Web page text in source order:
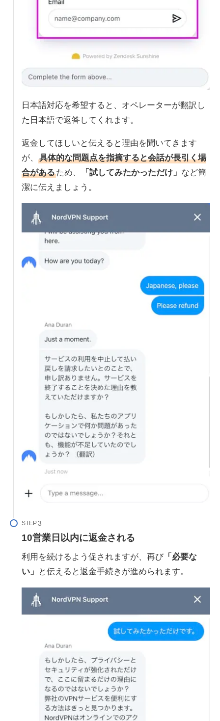
日本語対応を希望すると、オペレーターが翻訳し
た日本語で返答してくれます。
返金してほしいと伝えると理由を聞いてきます
が、
具体的な問題点を指摘すると会話が長引く場
合があるため、 「試してみたかっただけ」 など簡
潔に伝えましょう。
STEP
10営業日以内に返金される
利用を続けるよう促されますが、再び 「必要な
い」
と伝えると返金手続きが進められます。